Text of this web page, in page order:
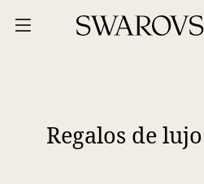
Regalos de
Ordenar por